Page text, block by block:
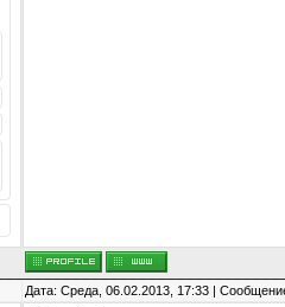
Дата: Среда, 06.02.2013, 17:33 |